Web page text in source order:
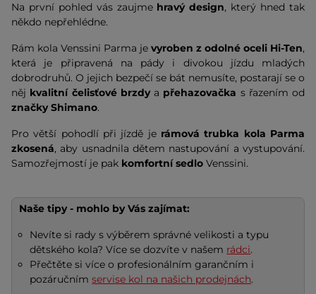
Na první pohled vás zaujme hravý design, který hned tak
někdo nepřehlédne.
Rám kola Venssini Parma je vyroben z odolné oceli Hi-Ten,
která je připravená na pády i divokou jízdu mladých
dobrodruhů. O jejich bezpečí se bát nemusíte, postarají se o
něj kvalitní čelisťové brzdya přehazovačka s řazením od
značky Shimano.
Pro větší pohodlí při jízdě je rámová trubka kola Parma
zkosená, aby usnadnila dětem nastupování a vystupování.
Samozřejmostí je pak komfortní sedlo Venssini.
Naše tipy - mohlo by Vás zajímat:
Nevíte si rady s výběrem správné velikosti a typu
dětského kola? Více se dozvíte v našem rádci.
Přečtěte si více o profesionálním garančním i
pozáručnímservise kol na našich prodejnách.